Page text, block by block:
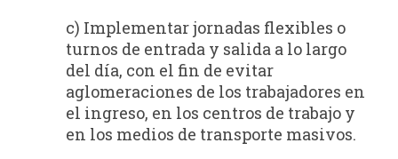
c) Implementar jornadas flexibles o
turnos de entrada y salida a lo largo
del día, con el fin de evitar
aglomeraciones de los trabajadores en
el ingreso, en los centros de trabajo y
en los medios de transporte masivos.